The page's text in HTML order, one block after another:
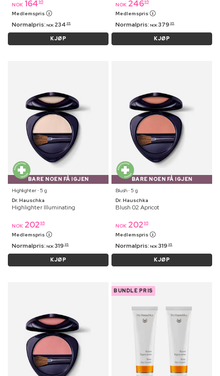
NOK 164 95
Medlemspris
Normalpris: NOK 234 95
KJØP
NOK 24695
Medlemspris
Normalpris: NOK 379 95
KJØP
BARE NOEN FÅ IGJEN
Highlighter ⋅ 5 g
Dr. Hauschka
Highlighter Illuminating
NOK 202 95
Medlemspris
Normalpris: NOK 319 95
KJØP
BARE NOEN FÅ IGJEN
Blush ⋅ 5 g
Dr. Hauschka
Blush 02 Apricot
NOK 202 95
Medlemspris
Normalpris: NOK 319 95
KJØP
BUNDLE PRIS